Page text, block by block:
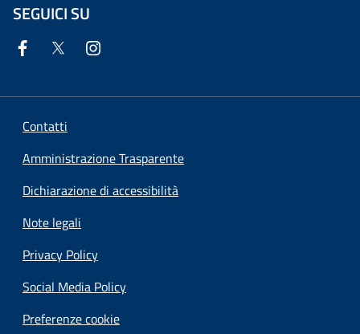
SEGUICI SU
Contatti
Amministrazione Trasparente
Dichiarazione di accessibilità
Note legali
Privacy Policy
Social Media Policy
Preferenze cookie